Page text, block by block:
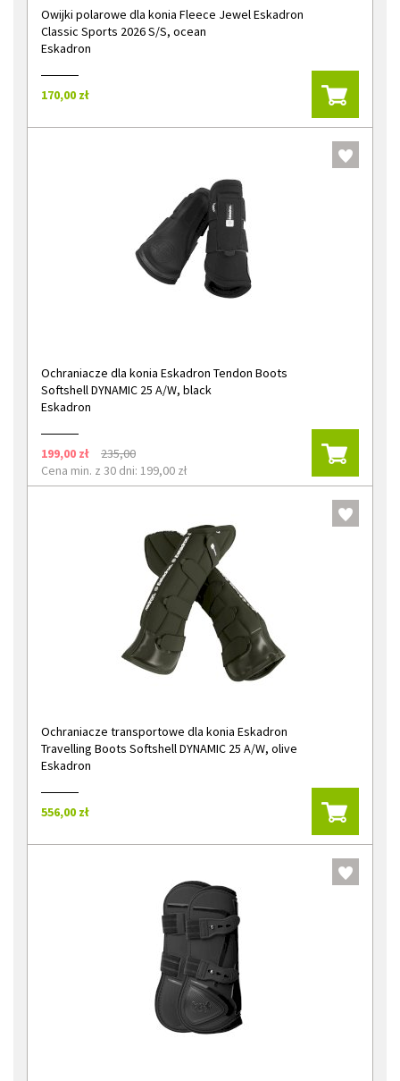
Owijki polarowe dla konia Fleece Jewel Eskadron
Classic Sports 2026 S/S, ocean
Eskadron
170,00 zł
Ochraniacze dla konia Eskadron Tendon Boots
Softshell DYNAMIC 25 A/W, black
Eskadron
199,00 zł
235,00
Cena min. z 30 dni: 199,00 zł
Ochraniacze transportowe dla konia Eskadron
Travelling Boots Softshell DYNAMIC 25 A/W, olive
Eskadron
556,00 zł